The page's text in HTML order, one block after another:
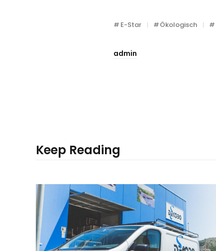
E-Star Ökologisch
admin
Keep Reading